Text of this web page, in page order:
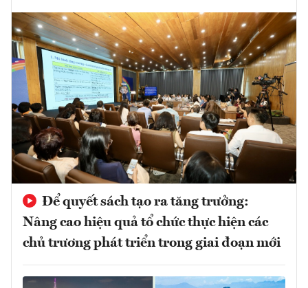
Để quyết sách tạo ra tăng trưởng:
Nâng cao hiệu quả tổ chức thực hiện các
chủ trương phát triển trong giai đoạn mới